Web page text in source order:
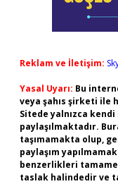
Reklam ve İletişim:
Yasal Uyarı: Bu
veya şahıs şirketi ile
Sitede yalnızca kendi
paylaşılmaktadır.
taşımamakta olup,
paylaşım
benzerlikleri
taslak halindedir ve